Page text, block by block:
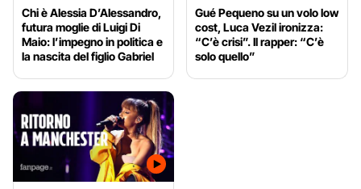
Chi è Alessia D’Alessandro,
futura moglie di Luigi Di
Maio: l’impegno in politica e
la nascita del figlio Gabriel
Gué Pequeno su un volo low
cost, Luca Vezil ironizza:
“C’è crisi”. Il rapper: “C’è
solo quello”